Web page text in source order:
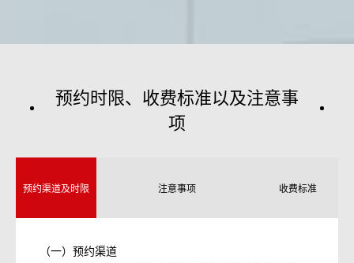
预约时限、收费标准以及注意事
项
预约渠道及时限 注意事项 收费标准
（一）预约渠道